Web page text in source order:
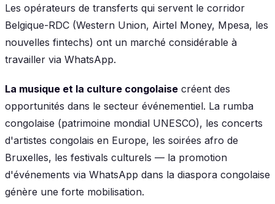
Les opérateurs de transferts qui servent le corridor
Belgique-RDC (Western Union, Airtel Money, Mpesa, les
nouvelles fintechs) ont un marché considérable à
travailler via WhatsApp.
La musique et la culture congolaise créent des
opportunités dans le secteur événementiel. La rumba
congolaise (patrimoine mondial UNESCO), les concerts
d'artistes congolais en Europe, les soirées afro de
Bruxelles, les festivals culturels — la promotion
d'événements via WhatsApp dans la diaspora congolaise
génère une forte mobilisation.